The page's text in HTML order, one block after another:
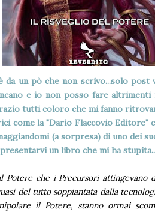
e io non posso fare altrimenti
tutti coloro che mi fanno
come la "Dario Flaccovio Editore"
(a sorpresa) di uno dei
un libro che mi ha
Potere che i Precursori attingevano
del tutto soppiantata dalla
il Potere, stanno ormai